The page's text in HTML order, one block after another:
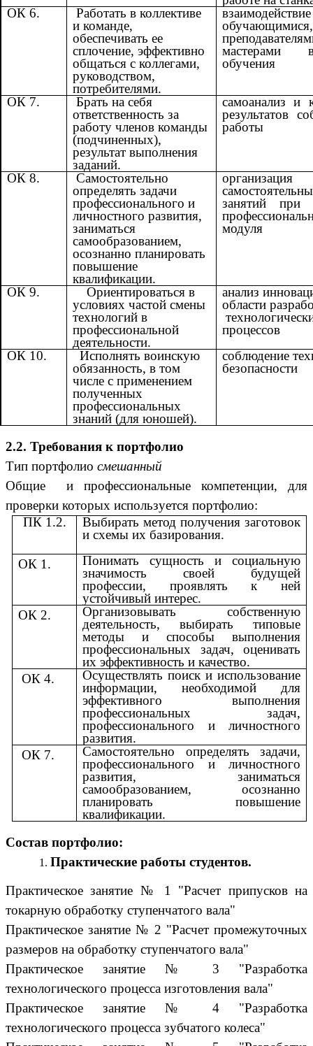
ОК 6.
Работать в коллективе
и команде,
обеспечивать ее
сплочение, эффективно
общаться с коллегами,
руководством,
потребителями.
обучающимися,
мастерами
обучения
ОК 7.
Брать на себя
ответственность за
работу членов команды
(подчиненных),
результат выполнения
заданий.
самоанализ и
результатов
работы
ОК 8.
Самостоятельно
определять задачи
профессионального и
личностного развития,
заниматься
самообразованием,
осознанно планировать
повышение
квалификации.
организация
занятий при
модуля
ОК 9.
Ориентироваться в
условиях частой смены
технологий в
профессиональной
деятельности.
анализ
области
процессов
ОК 10.
Исполнять воинскую
обязанность, в том
числе с применением
полученных
профессиональных
знаний (для юношей).
соблюдение
безопасности
2.2. Требования к портфолио
Тип портфолио смешанный
Общие и профессиональные компетенции, для
проверки которых используется портфолио:
ПК 1.2.
Выбирать метод получения заготовок
и схемы их базирования.
ОК 1.
Понимать сущность и социальную
значимость своей будущей
профессии, проявлять к ней
устойчивый интерес.
ОК 2.
Организовывать собственную
деятельность, выбирать типовые
методы и способы выполнения
профессиональных задач, оценивать
их эффективность и качество.
ОК 4.
Осуществлять поиск и использование
информации, необходимой для
эффективного выполнения
профессиональных задач,
профессионального и личностного
развития.
ОК 7.
Самостоятельно определять задачи,
профессионального и личностного
развития, заниматься
самообразованием, осознанно
планировать повышение
квалификации.
Состав портфолио:
Практические работы студентов.
Практическое занятие № 1 "Расчет припусков на
токарную обработку ступенчатого вала"
Практическое занятие № 2 "Расчет промежуточных
размеров на обработку ступенчатого вала"
Практическое занятие № 3 "Разработка
технологического процесса изготовления вала"
Практическое занятие № 4 "Разработка
технологического процесса зубчатого колеса"